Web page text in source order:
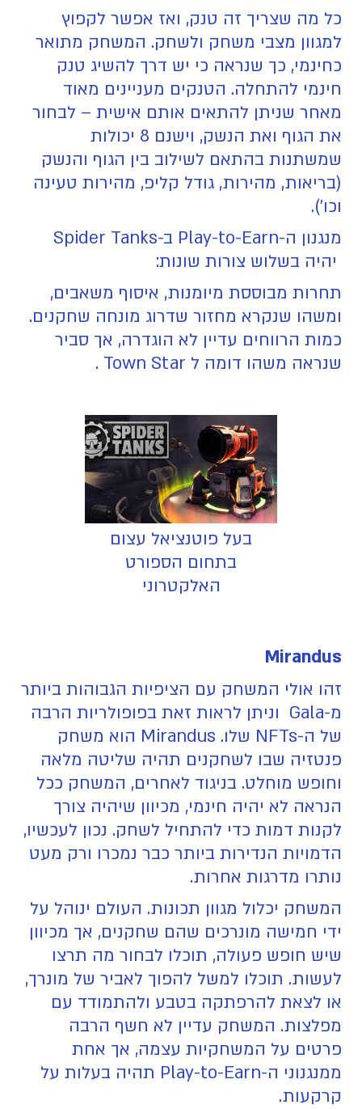
כל מה שצריך זה טנק, ואז אפשר לקפוץ
למגוון מצבי משחק ולשחק. המשחק מתואר
כחינמי, כך שנראה כי יש דרך להשיג טנק
חינמי להתחלה. הטנקים מעניינים מאוד
מאחר שניתן להתאים אותם אישית – לבחור
את הגוף ואת הנשק, וישנם 8 יכולות
שמשתנות בהתאם לשילוב בין הגוף והנשק
(בריאות, מהירות, גודל קליפ, מהירות טעינה
וכו').
מנגנון ה-Play-to-Earn ב-Spider Tanks
יהיה בשלוש צורות שונות:
תחרות מבוססת מיומנות, איסוף משאבים,
ומשהו שנקרא מחזור שדרוג מונחה שחקנים.
כמות הרווחים עדיין לא הוגדרה, אך סביר
שנראה משהו דומה ל Town Star .
בעל פוטנציאל עצום
בתחום הספורט
האלקטרוני
Mirandus
זהו אולי המשחק עם הציפיות הגבוהות ביותר
מ-Gala וניתן לראות זאת בפופולריות הרבה
של ה-NFTs שלו. Mirandus הוא משחק
פנטזיה שבו לשחקנים תהיה שליטה מלאה
וחופש מוחלט. בניגוד לאחרים, המשחק ככל
הנראה לא יהיה חינמי, מכיוון שיהיה צורך
לקנות דמות כדי להתחיל לשחק. נכון לעכשיו,
הדמויות הנדירות ביותר כבר נמכרו ורק מעט
נותרו מדרגות אחרות.
המשחק יכלול מגוון תכונות. העולם ינוהל על
ידי חמישה מונרכים שהם שחקנים, אך מכיוון
שיש חופש פעולה, תוכלו לבחור מה תרצו
לעשות. תוכלו למשל להפוך לאביר של מונרך,
או לצאת להרפתקה בטבע ולהתמודד עם
מפלצות. המשחק עדיין לא חשף הרבה
פרטים על המשחקיות עצמה, אך אחת
ממנגנוני ה-Play-to-Earn תהיה בעלות על
קרקעות.